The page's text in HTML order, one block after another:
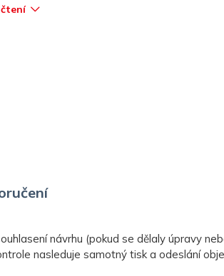
návrhu (pokud se dělaly úpravy
nasleduje samotný tisk a odeslání